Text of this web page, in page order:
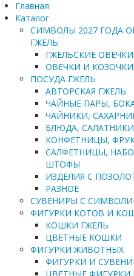
Главная
Каталог
СИМВОЛЫ 2027 ГОДА
ГЖЕЛЬ
ГЖЕЛЬСКИЕ
ОВЕЧКИ И
ПОСУДА ГЖЕЛЬ
АВТОРСКАЯ ГЖЕЛЬ
ЧАЙНЫЕ ПАРЫ,
ЧАЙНИКИ,
БЛЮДА,
КОНФЕТНИЦЫ,
САЛФЕТНИЦЫ,
ШТОФЫ
ИЗДЕЛИЯ С
РАЗНОЕ
СУВЕНИРЫ С
ФИГУРКИ КОТОВ И
КОШКИ ГЖЕЛЬ
ЦВЕТНЫЕ КОШКИ
ФИГУРКИ ЖИВОТНЫХ
ФИГУРКИ И